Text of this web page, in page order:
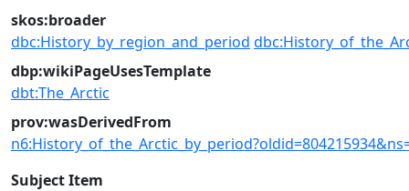
skos:broader
dbc:History_by_region_and_period
dbp:wikiPageUsesTemplate
dbt:The_Arctic
prov:wasDerivedFrom
Subject Item